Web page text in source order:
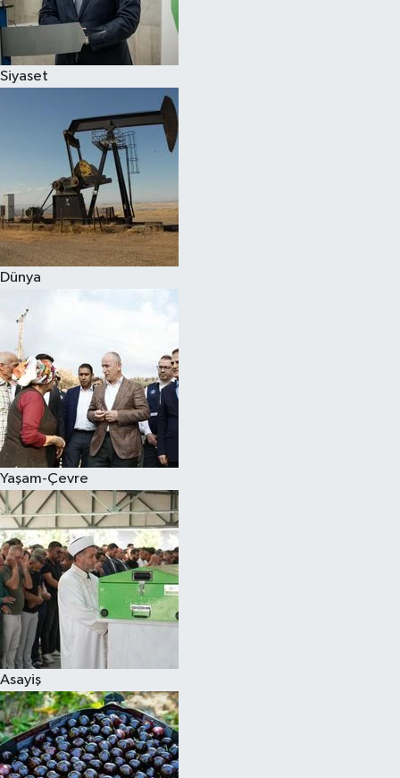
Siyaset
Dünya
Yaşam-Çevre
Asayiş
Spor
Çocuk
Eğitim
Hava Durumu
Kadın
Kültür Sanat
Sağlık
Siyaset
Teknoloji
Televizyon
Yaşam-Çevre